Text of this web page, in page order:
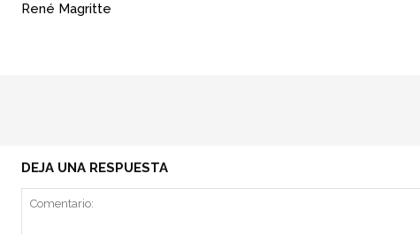
René Magritte
DEJA UNA RESPUESTA